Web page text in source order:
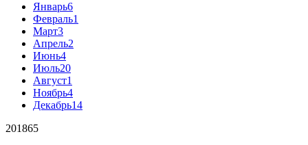
Январь6
Февраль1
Март3
Апрель2
Июнь4
Июль20
Август1
Ноябрь4
Декабрь14
201865